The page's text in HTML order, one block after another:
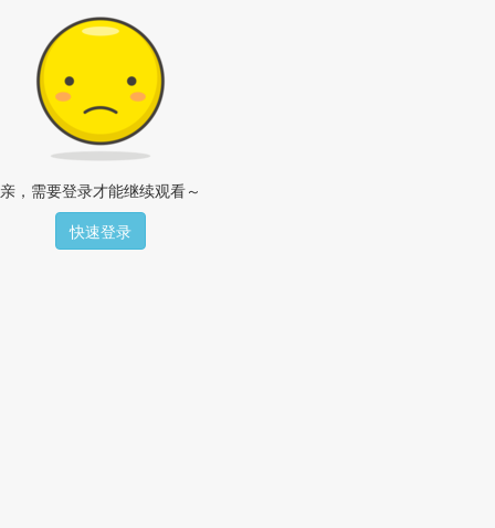
亲，需要登录才能继续观看～
快速登录